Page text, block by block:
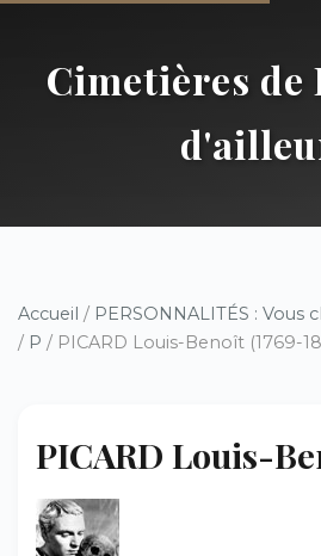
Cimetières de
Accueil / PERSONNALITÉS : Vous
/ P / PICARD Louis-Benoît (1769-
PICARD Louis-